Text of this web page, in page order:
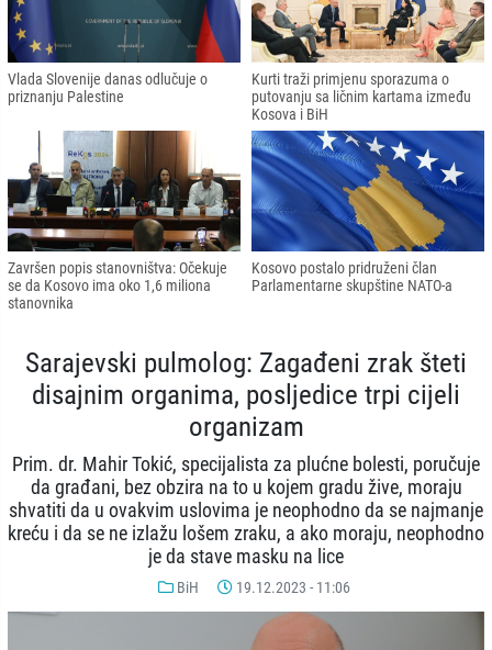
Vlada Slovenije danas odlučuje o
priznanju Palestine
Kurti traži primjenu sporazuma o
putovanju sa ličnim kartama između
Kosova i BiH
Završen popis stanovništva: Očekuje
se da Kosovo ima oko 1,6 miliona
stanovnika
Kosovo postalo pridruženi član
Parlamentarne skupštine NATO-a
Sarajevski pulmolog: Zagađeni zrak šteti
disajnim organima, posljedice trpi cijeli
organizam
Prim. dr. Mahir Tokić, specijalista za plućne bolesti, poručuje
da građani, bez obzira na to u kojem gradu žive, moraju
shvatiti da u ovakvim uslovima je neophodno da se najmanje
kreću i da se ne izlažu lošem zraku, a ako moraju, neophodno
je da stave masku na lice
BiH 19.12.2023 - 11:06